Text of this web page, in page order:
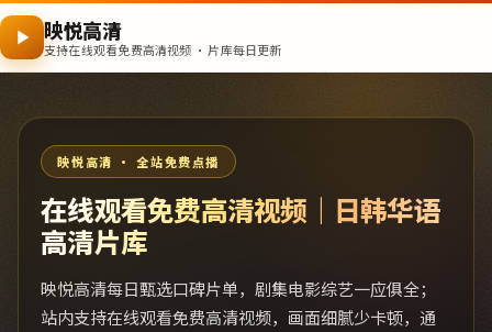
映悦高清
支持在线观看免费高清视频 · 片库每日更新
映悦高清 · 全站免费点播
在线观看免费高清视频｜日韩华语
高清片库
映悦高清每日甄选口碑片单，剧集电影综艺一应俱全；
站内支持在线观看免费高清视频，画面细腻少卡顿，通